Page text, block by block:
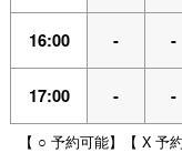
16:00 - -
17:00 - -
【 ○ 予約可能】【 X 予